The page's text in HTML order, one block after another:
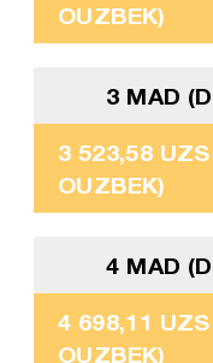
OUZBEK)
3 MAD
3 523,58
OUZBEK)
4 MAD
4 698,11
OUZBEK)